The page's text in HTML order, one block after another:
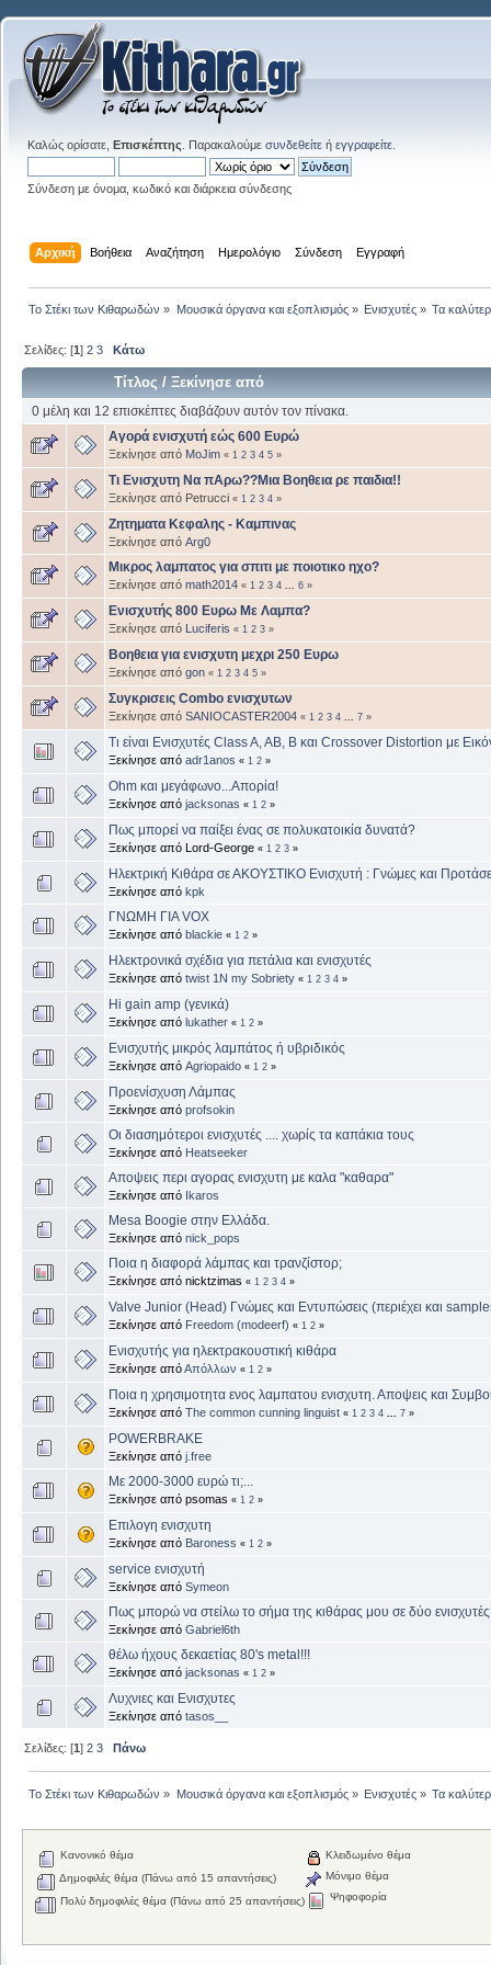
Καλώς ορίσατε, Επισκέπτης . Παρακαλούμε συνδεθείτε ή εγγραφείτε
Σύνδεση με όνομα, κωδικό και διάρκεια σύνδεσης
Αρχική Βοήθεια Αναζήτηση Ημερολόγιο Σύνδεση Εγγραφή
Το Στέκι των Κιθαρωδών » Μουσικά όργανα και εξοπλισμός» Ενισχυτές» Τα
Σελίδες: [1]2 3 Κάτω
Τίτλος /Ξεκίνησε από
0 μέλη και 12 επισκέπτες διαβάζουν αυτόν τον πίνακα.
Αγορά ενισχυτή εώς 600 Ευρώ
Ξεκίνησε από MoJim « 1 2 3 4 5 »
Τι Ενισχυτη Να πΑρω??Μια Βοηθεια ρε παιδια!!
Ξεκίνησε από Petrucci « 1 2 3 4 »
Ζητηματα Κεφαλης - Καμπινας
Ξεκίνησε από Arg0
Μικρος λαμπατος για σπιτι με ποιοτικο ηχο?
Ξεκίνησε από math2014 « 1 2 3 4 6 »
Ενισχυτής 800 Ευρω Με Λαμπα?
Ξεκίνησε από Luciferis « 1 2 3 »
Βοηθεια για ενισχυτη μεχρι 250 Ευρω
Ξεκίνησε από gon « 1 2 3 4 5 »
Συγκρισεις Combo ενισχυτων
Ξεκίνησε από SANIOCASTER2004 « 1 2 3 4 7 »
Τι είναι Ενισχυτές Class A, AB, B και Crossover Distortion με
Ξεκίνησε από adr1anos « 1 2 »
Οhm και μεγάφωνο...Απορία!
Ξεκίνησε από jacksonas « 1 2 »
Πως μπορεί να παίξει ένας σε πολυκατοικία δυνατά?
Ξεκίνησε από Lord-George « 1 2 3 »
Ηλεκτρική Κιθάρα σε ΑΚΟΥΣΤΙΚΟ Ενισχυτή : Γνώμες και
Ξεκίνησε από kpk
ΓΝΩΜΗ ΓΙΑ VOX
Ξεκίνησε από blackie « 1 2 »
Ηλεκτρονικά σχέδια για πετάλια και ενισχυτές
Ξεκίνησε από twist 1N my Sobriety « 1 2 3 4 »
Hi gain amp (γενικά)
Ξεκίνησε από lukather « 1 2 »
Ενισχυτής μικρός λαμπάτος ή υβριδικός
Ξεκίνησε από Agriopaido « 1 2 »
Προενίσχυση Λάμπας
Ξεκίνησε από profsokin
Οι διασημότεροι ενισχυτές .... χωρίς τα καπάκια τους
Ξεκίνησε από Heatseeker
Αποψεις περι αγορας ενισχυτη με καλα "καθαρα"
Ξεκίνησε από Ikaros
Mesa Boogie στην Ελλάδα.
Ξεκίνησε από nick_pops
Ποια η διαφορά λάμπας και τρανζίστορ;
Ξεκίνησε από nicktzimas « 1 2 3 4 »
Valve Junior (Head) Γνώμες και Εντυπώσεις (περιέχει και
Ξεκίνησε από Freedom (modeerf) « 1 2 »
Ενισχυτής για ηλεκτρακουστική κιθάρα
Ξεκίνησε απόΑπόλλων « 1 2 »
Ποια η χρησιμοτητα ενος λαμπατου ενισχυτη. Αποψεις και
Ξεκίνησε από The common cunning linguist « 1 2 3 4 7 »
POWERBRAKE
Ξεκίνησε από j.free
Με 2000-3000 ευρώ τι;...
Ξεκίνησε από psomas « 1 2 »
Επιλογη ενισχυτη
Ξεκίνησε από Baroness « 1 2 »
service ενισχυτή
Ξεκίνησε από Symeon
Πως μπορώ να στείλω το σήμα της κιθάρας μου σε δύο
Ξεκίνησε από Gabriel6th
θέλω ήχους δεκαετίας 80's metal!!!
Ξεκίνησε από jacksonas « 1 2 »
Λυχνιες και Ενισχυτες
Ξεκίνησε από tasos__
Σελίδες: [1]2 3 Πάνω
Το Στέκι των Κιθαρωδών » Μουσικά όργανα και εξοπλισμός» Ενισχυτές» Τα
Κανονικό θέμα
Δημοφιλές θέμα (Πάνω από 15 απαντήσεις)
Πολύ δημοφιλές θέμα (Πάνω από 25 απαντήσεις)
Κλειδωμένο θέμα
Μόνιμο θέμα
Ψηφοφορία